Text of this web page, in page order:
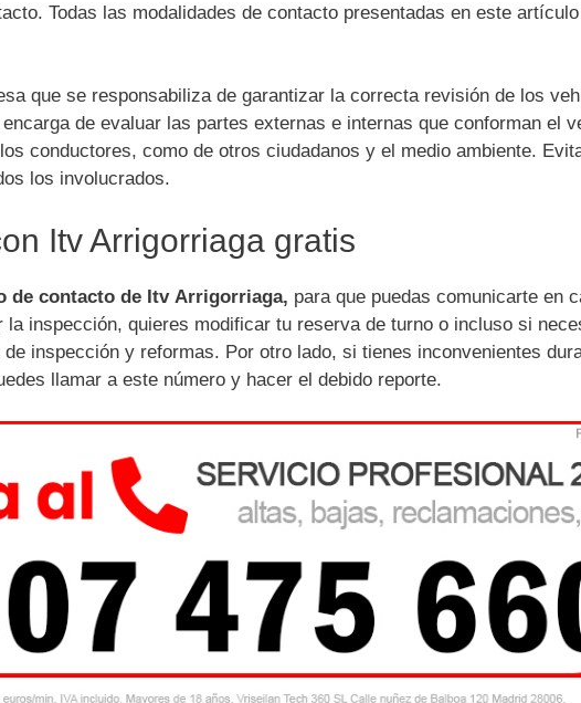
Todas las modalidades de contacto presentadas en este
que se responsabiliza de garantizar la correcta revisión de los
de evaluar las partes externas e internas que conforman el
conductores, como de otros ciudadanos y el medio ambiente.
los involucrados.
Itv Arrigorriaga gratis
de contacto de Itv Arrigorriaga, para que puedas comunicarte en
inspección, quieres modificar tu reserva de turno o incluso si
inspección y reformas. Por otro lado, si tienes inconvenientes
llamar a este número y hacer el debido reporte.